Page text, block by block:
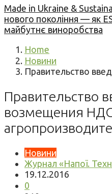
Made in Ukraine &
нового покоління — як
майбутнє виноробства
Home
Новини
Правительство
Правительство
возмещения
Новини
Журнал «Напої.
19.12.2016
0